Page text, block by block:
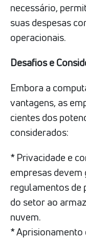
necessário,
suas despesas
operacionais.
Desafios e
Embora a
vantagens, as
cientes dos
considerados:
* Privacidade e
empresas
regulamentos de
do setor ao
nuvem.
* Aprisionamento